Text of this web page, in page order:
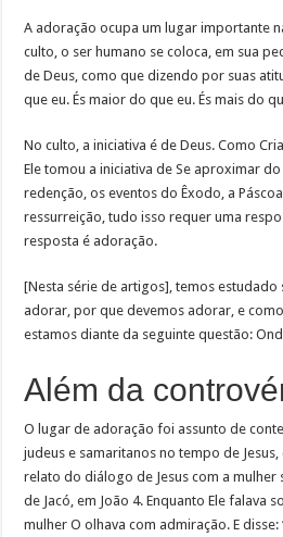
A adoração ocupa um lugar importante
culto, o ser humano se coloca, em sua
de Deus, como que dizendo por suas
que eu. És maior do que eu. És mais do
No culto, a iniciativa é de Deus. Como
Ele tomou a iniciativa de Se aproximar
redenção, os eventos do Êxodo, a
ressurreição, tudo isso requer uma
resposta é adoração.
[Nesta série de artigos], temos
adorar, por que devemos adorar, e
estamos diante da seguinte questão:
Além da
O lugar de adoração foi assunto de
judeus e samaritanos no tempo de
relato do diálogo de Jesus com a mulher
de Jacó, em João 4. Enquanto Ele falava
mulher O olhava com admiração. E